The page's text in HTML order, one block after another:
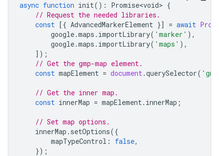
async function init() : Promise<void> {
// Request the needed libraries.
const [{ AdvancedMarkerElement }] = await
google.maps . importLibrary( 'marker' ),
google.maps . importLibrary( 'maps' ),
]);
// Get the gmp-map element.
const mapElement = document.querySelector(
// Get the inner map.
const innerMap = mapElement. innerMap ;
// Set map options.
innerMap . setOptions({
mapTypeControl : false,
});